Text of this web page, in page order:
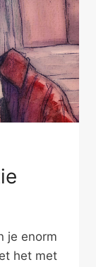
je enorm
het met